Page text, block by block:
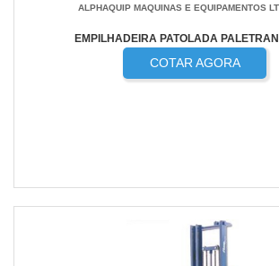
ALPHAQUIP MAQUINAS E EQUIPAMENTOS
EMPILHADEIRA PATOLADA
COTAR AGORA